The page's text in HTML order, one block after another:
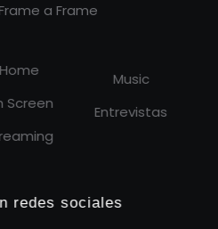
a Frame
Home
Screen
Music
Entrevistas
redes sociales